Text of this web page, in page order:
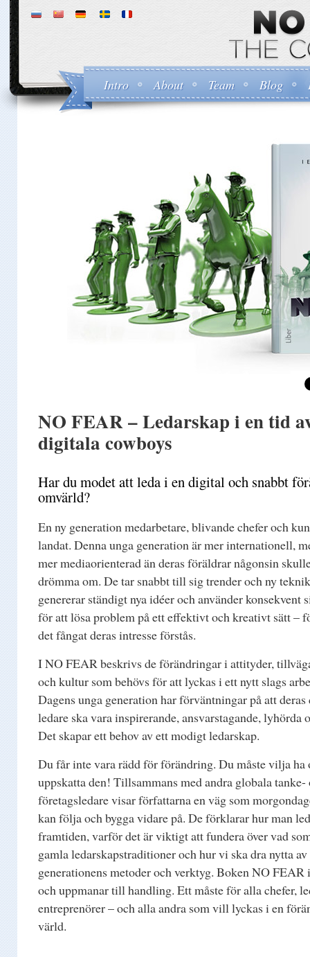
Intro About Team Blog
NO FEAR – Ledarskap i en tid
digitala cowboys
Har du modet att leda i en digital och snabbt
omvärld?
En ny generation medarbetare, blivande chefer och
landat. Denna unga generation är mer internationell,
mer mediaorienterad än deras föräldrar någonsin
drömma om. De tar snabbt till sig trender och ny
genererar ständigt nya idéer och använder konsekvent
för att lösa problem på ett effektivt och kreativt sätt –
det fångat deras intresse förstås.
I NO FEAR beskrivs de förändringar i attityder,
och kultur som behövs för att lyckas i ett nytt slags
Dagens unga generation har förväntningar på att deras
ledare ska vara inspirerande, ansvarstagande, lyhörda
Det skapar ett behov av ett modigt ledarskap.
Du får inte vara rädd för förändring. Du måste vilja ha
uppskatta den! Tillsammans med andra globala tanke-
företagsledare visar författarna en väg som
kan följa och bygga vidare på. De förklarar hur man
framtiden, varför det är viktigt att fundera över vad
gamla ledarskapstraditioner och hur vi ska dra nytta
generationens metoder och verktyg. Boken NO FEAR
och uppmanar till handling. Ett måste för alla chefer,
entreprenörer – och alla andra som vill lyckas i en
värld.